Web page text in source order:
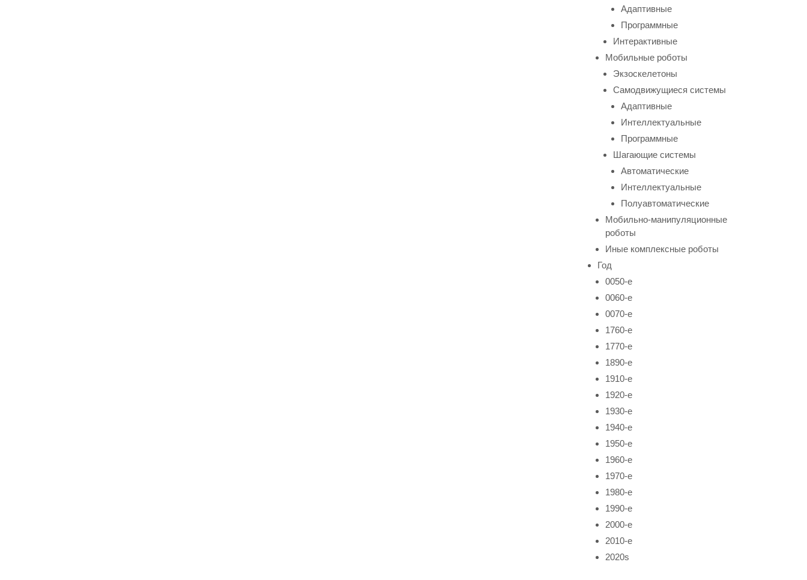
Адаптивные
Программные
Интерактивные
Мобильные роботы
Экзоскелетоны
Самодвижущиеся системы
Адаптивные
Интеллектуальные
Программные
Шагающие системы
Автоматические
Интеллектуальные
Полуавтоматические
Мобильно-манипуляционные
роботы
Иные комплексные роботы
Год
0050-е
0060-е
0070-е
1760-е
1770-е
1890-е
1910-е
1920-е
1930-е
1940-е
1950-е
1960-е
1970-е
1980-е
1990-е
2000-е
2010-е
2020s